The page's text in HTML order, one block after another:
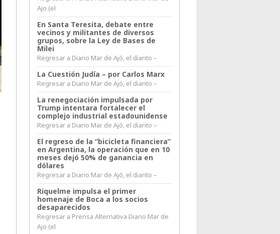
Ajo (el
En Santa Teresita, debate entre
vecinos y militantes de diversos
grupos, sobre la Ley de Bases de
Milei
Regresar a Diario Mar de Ajó, el diarito –
La Cuestión Judía – por Carlos Marx
Regresar a Diario Mar de Ajó, el diarito –
La renegociación impulsada por
Trump intentara fortalecer el
complejo industrial estadounidense
Regresar a Diario Mar de Ajó, el diarito –
El regreso de la “bicicleta financiera”
en Argentina, la operación que en 10
meses dejó 50% de ganancia en
dólares
Regresar a Diario Mar de Ajó, el diarito –
Riquelme impulsa el primer
homenaje de Boca a los socios
desaparecidos
Regresar a Prensa Alternativa Diario Mar de
Ajo (el